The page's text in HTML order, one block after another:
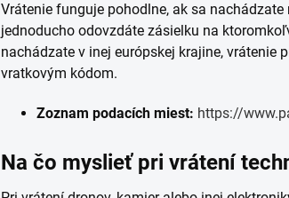
Vrátenie funguje pohodlne, ak sa
jednoducho odovzdáte zásielku na
nachádzate v inej európskej krajine, vrátenie
vratkovým kódom.
Zoznam podacích miest: https://
Na čo myslieť pri vrátení